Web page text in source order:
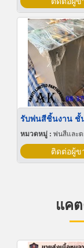
รับพ่นสีชิ้นงาน ชั้
หมวดหมู่ : พ่นสีและ
ติดต่อผู้ข
แค